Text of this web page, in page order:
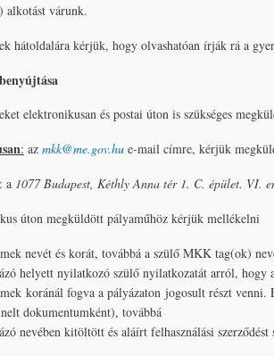
alkotást várunk.
hátoldalára kérjük, hogy olvashatóan írják rá a
elektronikusan és postai úton is szükséges
: az mkk@me.gov.hu e-mail címre, kérjük
: a 1077 Budapest, Kéthly Anna tér 1. C. épület. VI.
úton megküldött pályaműhöz kérjük mellékelni
nevét és korát, továbbá a szülő MKK tag(ok)
helyett nyilatkozó szülő nyilatkozatát arról,
koránál fogva a pályázaton jogosult részt
dokumentumként), továbbá
nevében kitöltött és aláírt felhasználási szerződést